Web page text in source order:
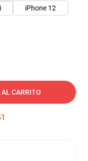
iPhone 12
CARRITO